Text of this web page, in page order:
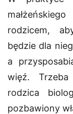
rodzicem,
będzie dla
a
więź.
rodzica
pozbawiony